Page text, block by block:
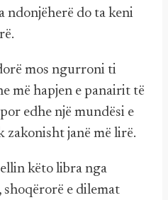
ndonjëherë do ta keni
mos ngurroni ti
më hapjen e panairit të
edhe një mundësi e
zakonisht janë më lirë.
këto libra nga
e dilemat